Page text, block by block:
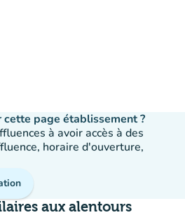
cette page établissement ?
à avoir accès à des
horaire d'ouverture,
aux alentours